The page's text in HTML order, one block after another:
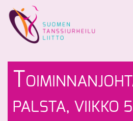
content
PALSTA, VIIKKO